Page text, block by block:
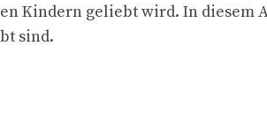
Kindern geliebt wird. In
sind.